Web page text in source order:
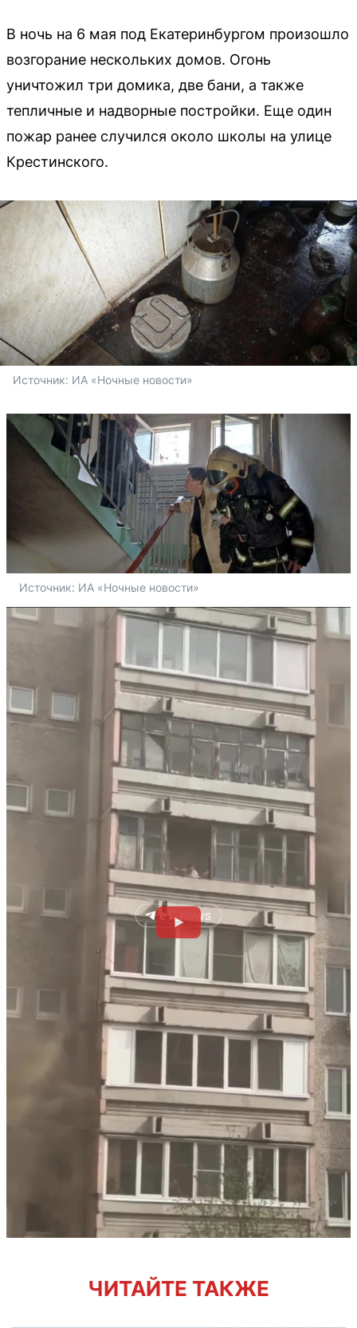
В ночь на 6 мая под Екатеринбургом произошло
возгорание нескольких домов. Огонь
уничтожил три домика, две бани, а также
тепличные и надворные постройки. Еще один
пожар ранее случился около школы на улице
Крестинского.
Источник: ИА «Ночные новости»
Источник: ИА «Ночные новости»
ЧИТАЙТЕ ТАКЖЕ